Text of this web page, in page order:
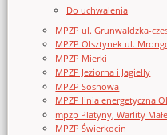
Do uchwalenia
MPZP ul. Grunwaldzka-
MPZP Olsztynek ul.
MPZP Mierki
MPZP Jeziorna i Jagielly
MPZP Sosnowa
MPZP linia energetyczna
mpzp Platyny, Warlity
MPZP Świerkocin